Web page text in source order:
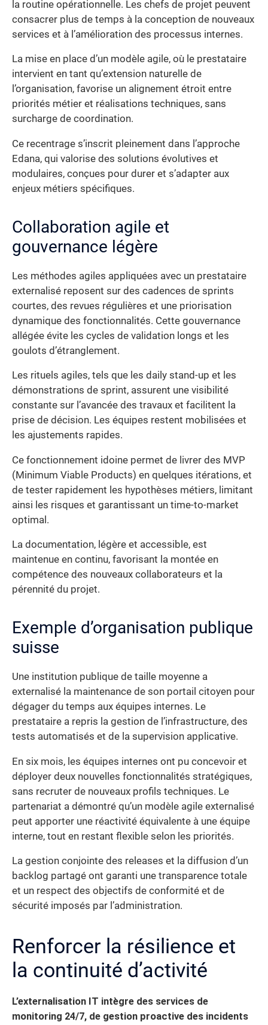
la routine opérationnelle. Les chefs de projet peuvent
consacrer plus de temps à la conception de nouveaux
services et à l’amélioration des processus internes.
La mise en place d’un modèle agile, où le prestataire
intervient en tant qu’extension naturelle de
l’organisation, favorise un alignement étroit entre
priorités métier et réalisations techniques, sans
surcharge de coordination.
Ce recentrage s’inscrit pleinement dans l’approche
Edana, qui valorise des solutions évolutives et
modulaires, conçues pour durer et s’adapter aux
enjeux métiers spécifiques.
Collaboration agile et
gouvernance légère
Les méthodes agiles appliquées avec un prestataire
externalisé reposent sur des cadences de sprints
courtes, des revues régulières et une priorisation
dynamique des fonctionnalités. Cette gouvernance
allégée évite les cycles de validation longs et les
goulots d’étranglement.
Les rituels agiles, tels que les daily stand-up et les
démonstrations de sprint, assurent une visibilité
constante sur l’avancée des travaux et facilitent la
prise de décision. Les équipes restent mobilisées et
les ajustements rapides.
Ce fonctionnement idoine permet de livrer des MVP
(Minimum Viable Products) en quelques itérations, et
de tester rapidement les hypothèses métiers, limitant
ainsi les risques et garantissant un time-to-market
optimal.
La documentation, légère et accessible, est
maintenue en continu, favorisant la montée en
compétence des nouveaux collaborateurs et la
pérennité du projet.
Exemple d’organisation publique
suisse
Une institution publique de taille moyenne a
externalisé la maintenance de son portail citoyen pour
dégager du temps aux équipes internes. Le
prestataire a repris la gestion de l’infrastructure, des
tests automatisés et de la supervision applicative.
En six mois, les équipes internes ont pu concevoir et
déployer deux nouvelles fonctionnalités stratégiques,
sans recruter de nouveaux profils techniques. Le
partenariat a démontré qu’un modèle agile externalisé
peut apporter une réactivité équivalente à une équipe
interne, tout en restant flexible selon les priorités.
La gestion conjointe des releases et la diffusion d’un
backlog partagé ont garanti une transparence totale
et un respect des objectifs de conformité et de
sécurité imposés par l’administration.
Renforcer la résilience et
la continuité d’activité
L’externalisation IT intègre des services de
monitoring 24/7, de gestion proactive des incidents